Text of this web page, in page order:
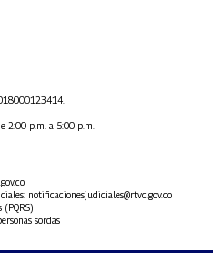
2:00 p.m. a 5:00 p.m.
notificacionesjudiciales@rtvc.gov.co
(PQRS)
sordas